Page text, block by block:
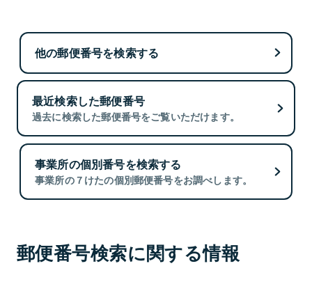
他の郵便番号を検索する
最近検索した郵便番号
過去に検索した郵便番号をご覧いただけます。
事業所の個別番号を検索する
事業所の７けたの個別郵便番号をお調べします。
郵便番号検索に関する情報